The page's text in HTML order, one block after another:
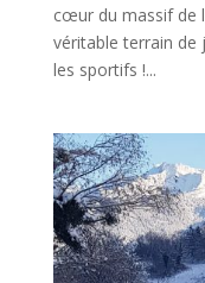
cœur du massif de
véritable terrain
les sportifs !...